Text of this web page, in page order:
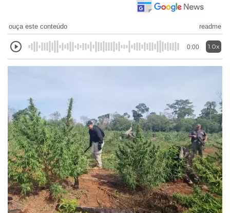
ouça este conteúdo readme
0:00 1.0x